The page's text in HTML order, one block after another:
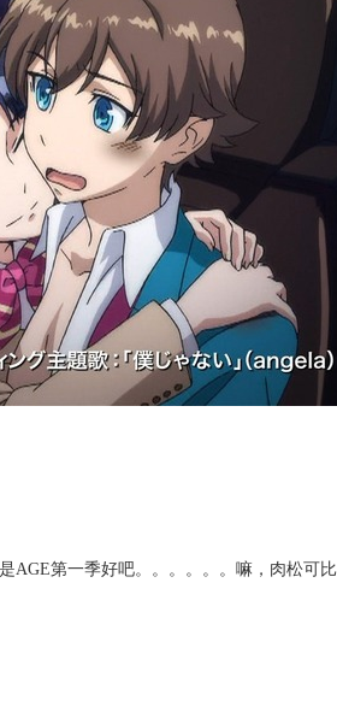
AGE第一季好吧。。。。。。嘛，肉松